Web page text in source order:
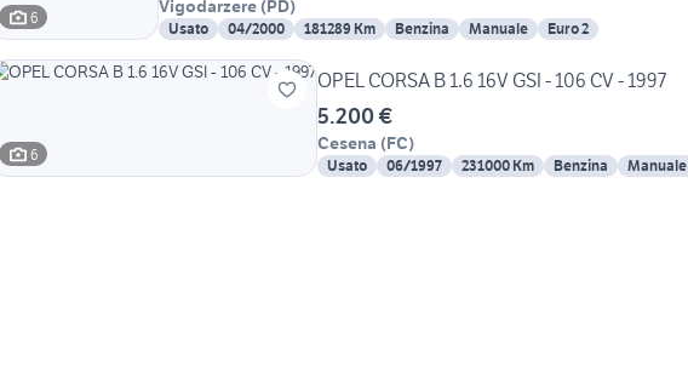
6 Vigodarzere (PD)
Usato 04/2000 181289 Km Benzina Manuale Euro 2
6
OPEL CORSA B 1.6 16V GSI - 106 CV - 1997
5.200 €
Cesena (FC)
Usato 06/1997 231000 Km Benzina Manuale